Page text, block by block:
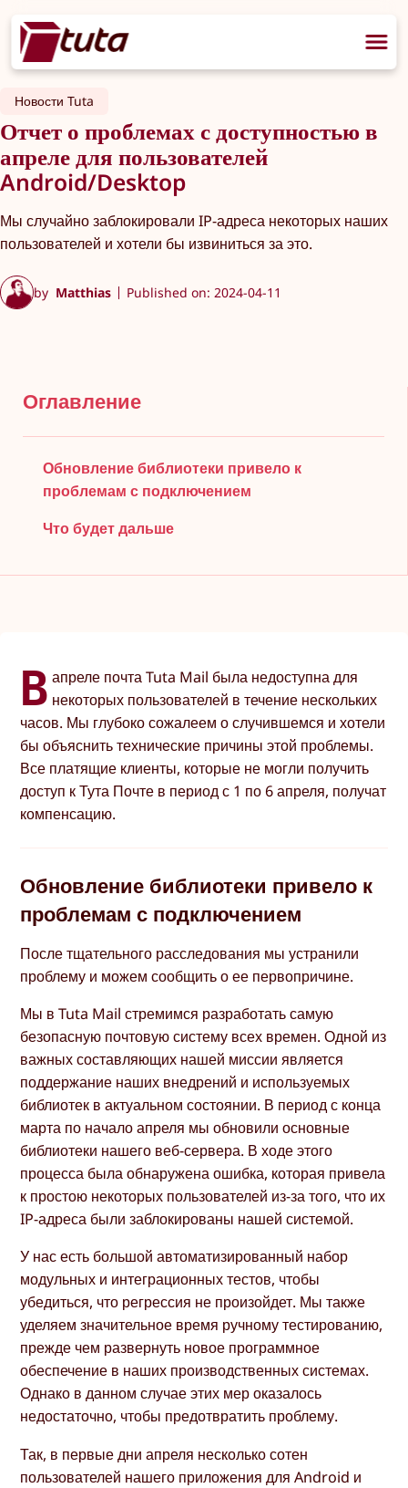
Новости Tuta
Отчет о проблемах с доступностью в
апреле для пользователей
Android/Desktop
Мы случайно заблокировали IP-адреса некоторых наших
пользователей и хотели бы извиниться за это.
by Matthias Published on: 2024-04-11
Оглавление
Обновление библиотеки привело к
проблемам с подключением
Что будет дальше
В апреле почта Tuta Mail была недоступна для
некоторых пользователей в течение нескольких
часов. Мы глубоко сожалеем о случившемся и хотели
бы объяснить технические причины этой проблемы.
Все платящие клиенты, которые не могли получить
доступ к Тута Почте в период с 1 по 6 апреля, получат
компенсацию.
Обновление библиотеки привело к
проблемам с подключением
После тщательного расследования мы устранили
проблему и можем сообщить о ее первопричине.
Мы в Tuta Mail стремимся разработать самую
безопасную почтовую систему всех времен. Одной из
важных составляющих нашей миссии является
поддержание наших внедрений и используемых
библиотек в актуальном состоянии. В период с конца
марта по начало апреля мы обновили основные
библиотеки нашего веб-сервера. В ходе этого
процесса была обнаружена ошибка, которая привела
к простою некоторых пользователей из-за того, что их
IP-адреса были заблокированы нашей системой.
У нас есть большой автоматизированный набор
модульных и интеграционных тестов, чтобы
убедиться, что регрессия не произойдет. Мы также
уделяем значительное время ручному тестированию,
прежде чем развернуть новое программное
обеспечение в наших производственных системах.
Однако в данном случае этих мер оказалось
недостаточно, чтобы предотвратить проблему.
Так, в первые дни апреля несколько сотен
пользователей нашего приложения для Android и